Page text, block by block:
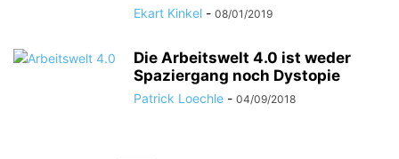
Ekart Kinkel - 08/01/2019
Die Arbeitswelt 4.0 ist weder
Spaziergang noch Dystopie
Patrick Loechle - 04/09/2018